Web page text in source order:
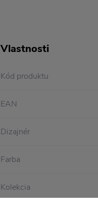
Vlastnosti
Kód produktu
EAN
Dizajnér
Farba
Kolekcia